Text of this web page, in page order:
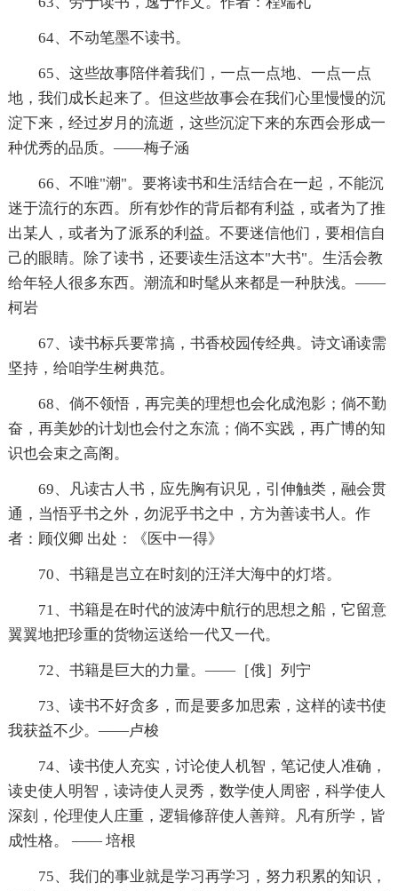
64、不动笔墨不读书。
65、这些故事陪伴着我们，一点一点地、一点一点
地，我们成长起来了。但这些故事会在我们心里慢慢的沉
淀下来，经过岁月的流逝，这些沉淀下来的东西会形成一
种优秀的品质。——梅子涵
66、不唯"潮"。要将读书和生活结合在一起，不能沉
迷于流行的东西。所有炒作的背后都有利益，或者为了推
出某人，或者为了派系的利益。不要迷信他们，要相信自
己的眼睛。除了读书，还要读生活这本"大书"。生活会教
给年轻人很多东西。潮流和时髦从来都是一种肤浅。——
柯岩
67、读书标兵要常搞，书香校园传经典。诗文诵读需
坚持，给咱学生树典范。
68、倘不领悟，再完美的理想也会化成泡影；倘不勤
奋，再美妙的计划也会付之东流；倘不实践，再广博的知
识也会束之高阁。
69、凡读古人书，应先胸有识见，引伸触类，融会贯
通，当悟乎书之外，勿泥乎书之中，方为善读书人。作
者：顾仪卿 出处：《医中一得》
70、书籍是岂立在时刻的汪洋大海中的灯塔。
71、书籍是在时代的波涛中航行的思想之船，它留意
翼翼地把珍重的货物运送给一代又一代。
72、书籍是巨大的力量。——［俄］列宁
73、读书不好贪多，而是要多加思索，这样的读书使
我获益不少。——卢梭
74、读书使人充实，讨论使人机智，笔记使人准确，
读史使人明智，读诗使人灵秀，数学使人周密，科学使人
深刻，伦理使人庄重，逻辑修辞使人善辩。凡有所学，皆
成性格。 —— 培根
75、我们的事业就是学习再学习，努力积累的知识，